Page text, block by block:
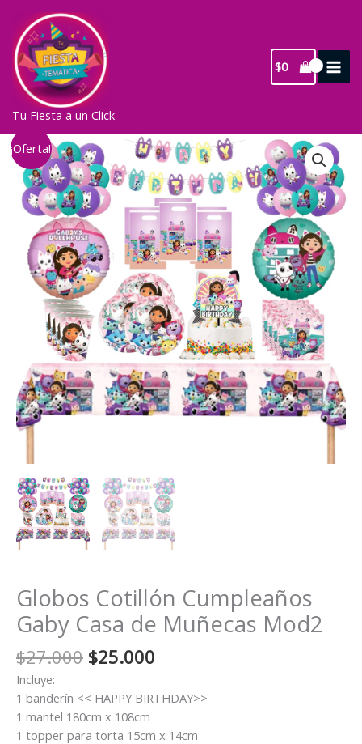
contenido
Tu Fiesta a un Click
$0
¡Oferta!
Globos Cotillón Cumpleaños
Gaby Casa de Muñecas Mod2
$27.000 El
original
era:
$27.000.
$25.000
actual
$25.000.
Incluye:
1 banderín << HAPPY BIRTHDAY>>
1 mantel 180cm x 108cm
1 topper para torta 15cm x 14cm